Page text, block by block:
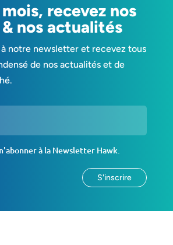
recevez nos
nos actualités
notre newsletter et recevez tous
de nos actualités et de
à la Newsletter Hawk.
S'inscrire